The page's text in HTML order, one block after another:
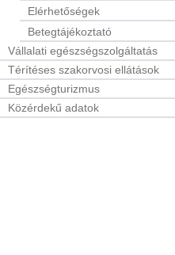
Elérhetőségek
Betegtájékoztató
Vállalati egészségszolgáltatás
Térítéses szakorvosi ellátások
Egészségturizmus
Közérdekű adatok